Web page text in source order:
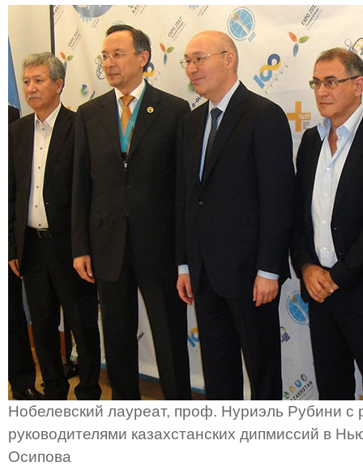
Нобелевский лауреат, проф. Нуриэль Рубини
руководителями казахстанских дипмиссий в
Осипова